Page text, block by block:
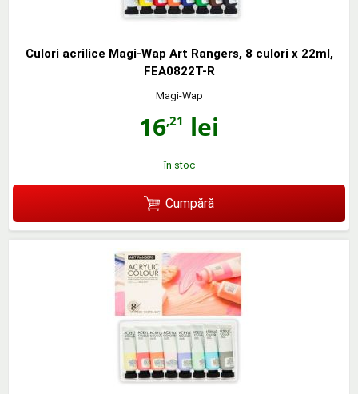
Culori acrilice Magi-Wap Art Rangers, 8 culori x 22ml,
FEA0822T-R
Magi-Wap
16,21 lei
în stoc
Cumpără